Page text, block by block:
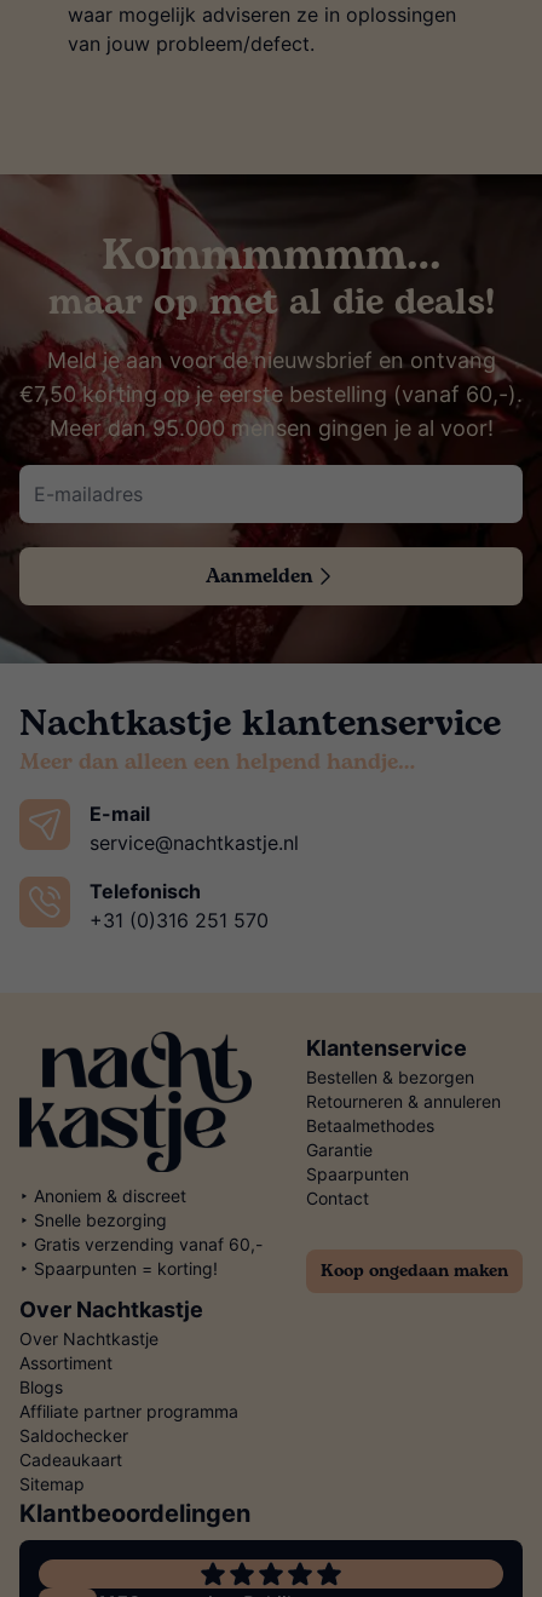
waar mogelijk adviseren ze in oplossingen
van jouw probleem/defect.
Kommmmmm…
maar op met al die deals!
Meld je aan voor de nieuwsbrief en ontvang
€7,50 korting op je eerste bestelling (vanaf 60,-).
Meer dan 95.000 mensen gingen je al voor!
Aanmelden
Nachtkastje klantenservice
Meer dan alleen een helpend handje…
E-mail
service@nachtkastje.nl
Telefonisch
+31 (0)316 251 570
‣ Anoniem & discreet
‣ Snelle bezorging
‣ Gratis verzending vanaf 60,-
‣ Spaarpunten = korting!
Klantenservice
Bestellen & bezorgen
Retourneren & annuleren
Betaalmethodes
Garantie
Spaarpunten
Contact
Koop ongedaan maken
Over Nachtkastje
Over Nachtkastje
Assortiment
Blogs
Affiliate partner programma
Saldochecker
Cadeaukaart
Sitemap
Klantbeoordelingen